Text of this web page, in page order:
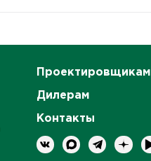
Проектировщикам
Дилерам
Контакты